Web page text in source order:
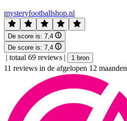
mysteryfootballshop.nl
De score is: 7,4
De score is: 7,4
| totaal 69 reviews | 1 bron
11 reviews in de afgelopen 12 maanden